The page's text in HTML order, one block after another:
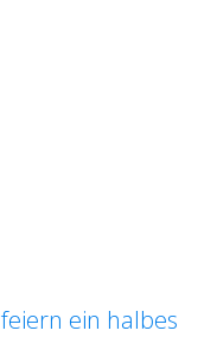
ein halbes